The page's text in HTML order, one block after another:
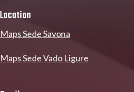
Location
Maps Sede Savona
Maps Sede Vado Ligure